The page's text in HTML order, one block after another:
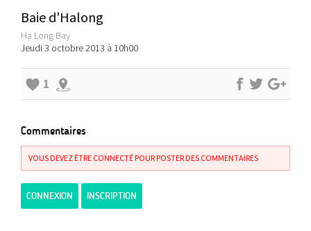
Baie d'Halong
Hạ Long Bay
Jeudi 3 octobre 2013 à 10h00
1
Commentaires
VOUS DEVEZ ÊTRE CONNECTÉ POUR POSTER DES COMMENTAIRES
CONNEXION INSCRIPTION